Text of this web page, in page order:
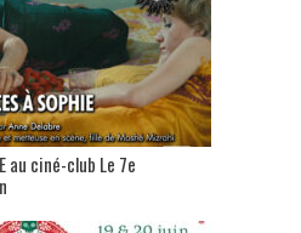
au ciné-club Le 7e